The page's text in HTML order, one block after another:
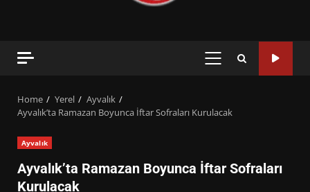
PRIMARY
Home Yerel
Ayvalık
Ayvalık’ta Ramazan Boyunca İftar Sofraları Kurulacak
Ayvalık
Ayvalık’ta Ramazan Boyunca İftar Sofraları
Kurulacak